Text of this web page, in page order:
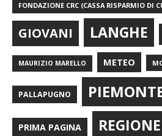
FONDAZIONE CRC (CASSA RISPARMIO DI
GIOVANI LANGHE
MAURIZIO MARELLO METEO
PALLAPUGNO
PRIMA PAGINA